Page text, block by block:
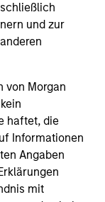
und zur
von Morgan
haftet, die
Informationen
Angaben
mit
solely for
an offer or a
security or to
of any
as tax,
end, investors
advice, including
any
that any
conditions,